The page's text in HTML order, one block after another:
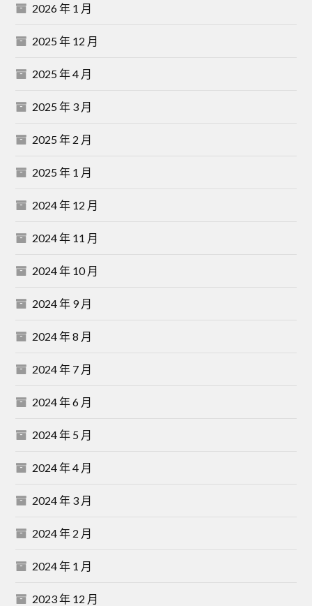
2026 年 1 月
2025 年 12 月
2025 年 4 月
2025 年 3 月
2025 年 2 月
2025 年 1 月
2024 年 12 月
2024 年 11 月
2024 年 10 月
2024 年 9 月
2024 年 8 月
2024 年 7 月
2024 年 6 月
2024 年 5 月
2024 年 4 月
2024 年 3 月
2024 年 2 月
2024 年 1 月
2023 年 12 月